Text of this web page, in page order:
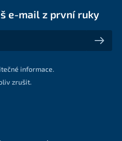
e-mail z první ruky
ruky
informace.
zrušit.